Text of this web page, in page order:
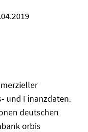
und Finanzdaten.
deutschen
orbis